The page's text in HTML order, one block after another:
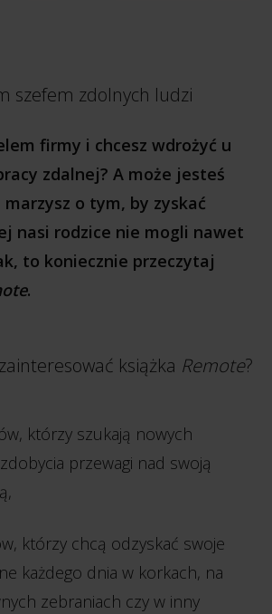
szefem zdolnych ludzi
firmy i chcesz wdrożyć u
zdalnej? A może jesteś
o tym, by zyskać
nasi rodzice nie mogli nawet
to koniecznie przeczytaj
.
książka Remote?
którzy szukają nowych
przewagi nad swoją
którzy chcą odzyskać swoje
każdego dnia w korkach, na
zebraniach czy w inny